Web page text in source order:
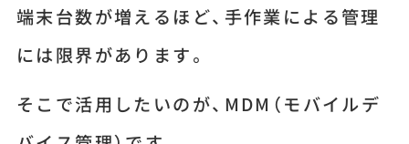
端末台数が増えるほど、手作業による管理
には限界があります。
そこで活用したいのが、MDM（モバイルデ